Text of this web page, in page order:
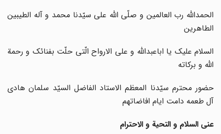
الحمدالله رب العالمین و صلّی الله علی سیّدنا محمد و آله الطیبین
الطاهرین
السلام علیک یا اباعبدالله و علی الارواح الّتی حلّت بفنائک و رحمة
الله و برکاته
حضور محترم سیّدنا المعظم الاستاد الفاضل السیّد سلمان هادی
آل طعمه دامت ایام افاضاتهم
عنی السلام و التحیة و الاحترام